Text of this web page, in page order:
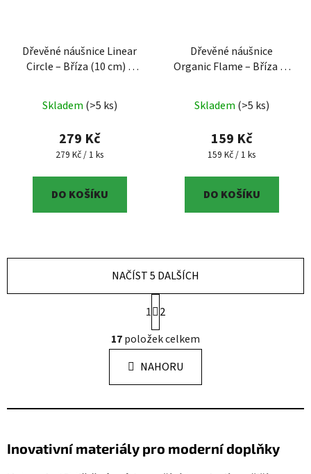
Dřevěné náušnice Linear
Circle – Bříza (10 cm) –
cm, lineární design,
březové dřevo, regionální
Skladem (>5 ks)
279 Kč
Měrná cena:
279 Kč / 1 ks
DO KOŠÍKU
Dřevěné náušnice
Organic Flame – Bříza (5
– regionální produkt Jižní
Čechy, bříza, 5 cm
Skladem (>5 ks)
159 Kč
Měrná cena:
159 Kč / 1 ks
DO KOŠÍKU
Ovládací prvky výpisu
NAČÍST 5 DALŠÍCH
Stránkování
1
2
17položek celkem
NAHORU
Inovativní materiály pro moderní doplňky